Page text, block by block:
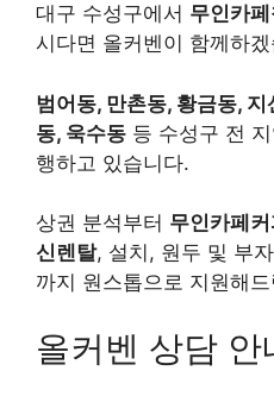
대구 수성구에서 무인카
시다면 올커벤이 함께하
범어동, 만촌동, 황금동,
동, 욱수동 등 수성구 전
행하고 있습니다.
상권 분석부터 무인카페
신렌탈, 설치, 원두 및 부
까지 원스톱으로 지원해
올커벤 상담 안